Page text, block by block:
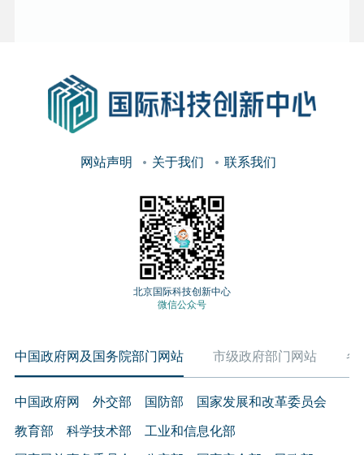
网站声明 关于我们 联系我们
北京国际科技创新中心
微信公众号
中国政府网及国务院部门网站 市级政府部门网站 各
中国政府网 外交部 国防部 国家发展和改革委员会
教育部 科学技术部 工业和信息化部